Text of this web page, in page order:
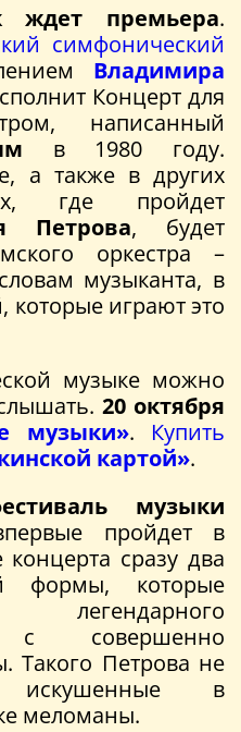
ждет премьера.
симфонический
Владимира
Концерт для
написанный
в 1980 году.
а также в других
где пройдет
Петрова, будет
оркестра –
музыканта, в
которые играют это
музыке можно
20 октября
музыки». Купить
картой».
музыки
пройдет в
сразу два
формы, которые
с совершенно
Такого Петрова не
в
меломаны.